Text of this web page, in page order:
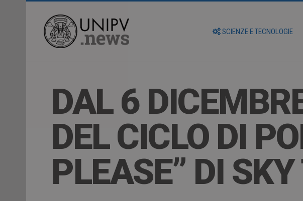
SCIENZE E TECNOLOGIE
DAL 6
DEL CICLO DI
PLEASE” DI